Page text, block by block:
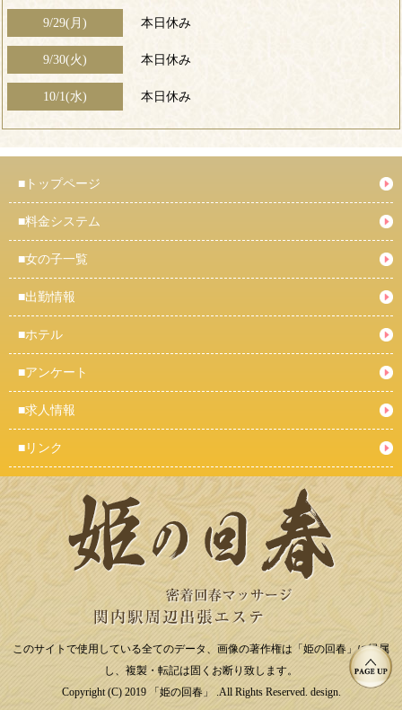
9/29(月) 本日休み
9/30(火) 本日休み
10/1(水) 本日休み
■ トップページ
■料金システム
■女の子一覧
■出勤情報
■ホテル
■アンケート
■求人情報
■ リンク
このサイトで使用している全てのデータ、画像の著作権は「姫の回春」に帰属
し、複製・転記は固くお断り致します。
Copyright (C) 2019 「姫の回春」 .All Rights Reserved. design.